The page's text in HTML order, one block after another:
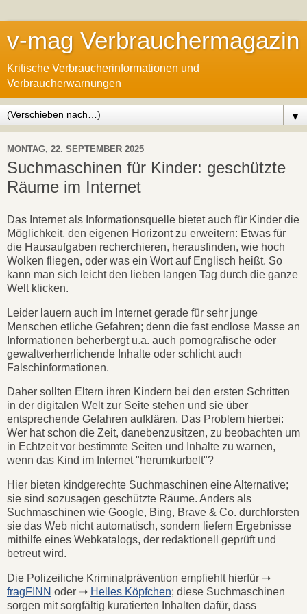
v-mag Verbrauchermagazin
Kritische Verbraucherinformationen und
Verbraucherwarnungen
▼
MONTAG, 22. SEPTEMBER 2025
Suchmaschinen für Kinder: geschützte
Räume im Internet
Das Internet als Informationsquelle bietet auch für Kinder die
Möglichkeit, den eigenen Horizont zu erweitern: Etwas für
die Hausaufgaben recherchieren, herausfinden, wie hoch
Wolken fliegen, oder was ein Wort auf Englisch heißt. So
kann man sich leicht den lieben langen Tag durch die ganze
Welt klicken.
Leider lauern auch im Internet gerade für sehr junge
Menschen etliche Gefahren; denn die fast endlose Masse an
Informationen beherbergt u.a. auch pornografische oder
gewaltverherrlichende Inhalte oder schlicht auch
Falschinformationen.
Daher sollten Eltern ihren Kindern bei den ersten Schritten
in der digitalen Welt zur Seite stehen und sie über
entsprechende Gefahren aufklären. Das Problem hierbei:
Wer hat schon die Zeit, danebenzusitzen, zu beobachten um
in Echtzeit vor bestimmte Seiten und Inhalte zu warnen,
wenn das Kind im Internet "herumkurbelt"?
Hier bieten kindgerechte Suchmaschinen eine Alternative;
sie sind sozusagen geschützte Räume. Anders als
Suchmaschinen wie Google, Bing, Brave & Co. durchforsten
sie das Web nicht automatisch, sondern liefern Ergebnisse
mithilfe eines Webkatalogs, der redaktionell geprüft und
betreut wird.
Die Polizeiliche Kriminalprävention empfiehlt hierfür ➝
fragFINN oder ➝ Helles Köpfchen; diese Suchmaschinen
sorgen mit sorgfältig kuratierten Inhalten dafür, dass